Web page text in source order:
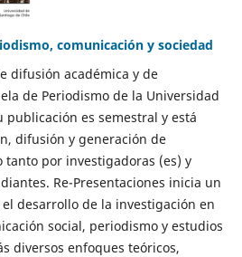
comunicación y sociedad
difusión académica y de
de Periodismo de la Universidad
publicación es semestral y está
difusión y generación de
por investigadoras (es) y
Re-Presentaciones inicia un
desarrollo de la investigación en
social, periodismo y estudios
diversos enfoques teóricos,